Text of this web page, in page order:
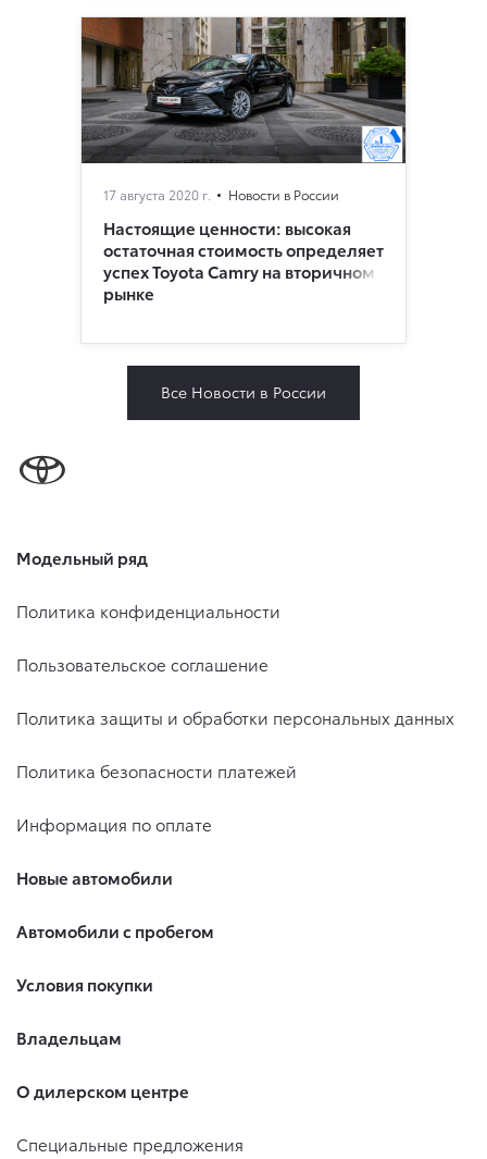
17 августа 2020 г. Новости в России
Настоящие ценности: высокая
остаточная стоимость определяет
успех Toyota Camry на вторичном
рынке
Все Новости в России
Модельный ряд
Политика конфиденциальности
Пользовательское соглашение
Политика защиты и обработки персональных данных
Политика безопасности платежей
Информация по оплате
Новые автомобили
Автомобили с пробегом
Условия покупки
Владельцам
О дилерском центре
Специальные предложения